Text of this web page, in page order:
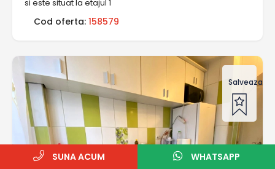
si este situat la etajul 1
Cod oferta: 158579
Salveaza
SUNA ACUM WHATSAPP